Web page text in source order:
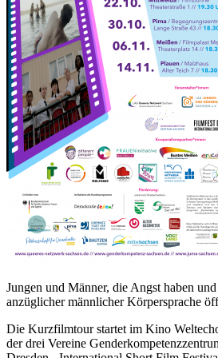
Jungen und Männer, die Angst haben
anzüglicher männlicher Körpersprache
Die Kurzfilmtour startet im Kino
der drei Vereine